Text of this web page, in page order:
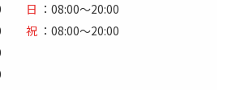
日 ：08:00〜20:00
祝 ：08:00〜20:00